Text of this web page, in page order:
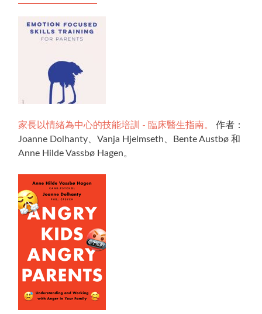
家長以情緒為中心的技能培訓 - 臨床醫生指南。
作者：
Joanne Dolhanty、Vanja Hjelmseth、Bente Austbø 和
Anne Hilde Vassbø Hagen。